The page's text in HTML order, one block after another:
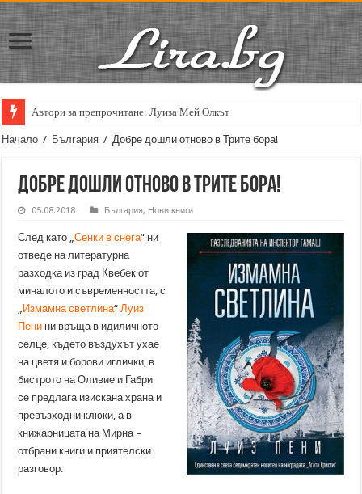
Автори за препрочитане: Луиза Мей Олкът
Кирил Кадийски: „Плачът на големия поет винаги е и сила, и
Начало / България / Добре дошли отново в Трите бора!
Добре дошли отново в Трите бора!
05.08.2018 България, Нови книги
След като „Сенки в снега“ ни
отведе на литературна
разходка из град Квебек от
миналото и съвременността, с
„ Измамна светлина“Луиз
Пени ни връща в идиличното
селце, където въздухът ухае
на цветя и борови иглички, в
бистрото на Оливие и Габри
се предлага изискана храна и
превъзходни клюки, а в
книжарницата на Мирна –
отбрани книги и приятелски
разговор.